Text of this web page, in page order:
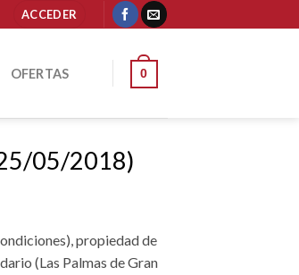
ACCEDER
OFERTAS 0
05/2018)
propiedad de
(Las Palmas de Gran